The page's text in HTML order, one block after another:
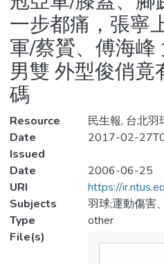
一步都痛，張寧
軍/蔡贇、傅海峰
男雙 外型俊俏竟
碼
Resource
民生報, 台北
Date
Issued
2017-02-
Date
2006-06-25
URI
https://
Subjects
羽球;運動傷害
Type
other
File(s)